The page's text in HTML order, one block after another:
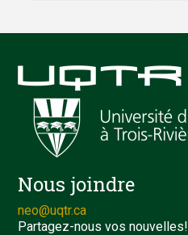
Nous joindre
neo@uqtr.ca
Partagez-nous vos nouvelles!